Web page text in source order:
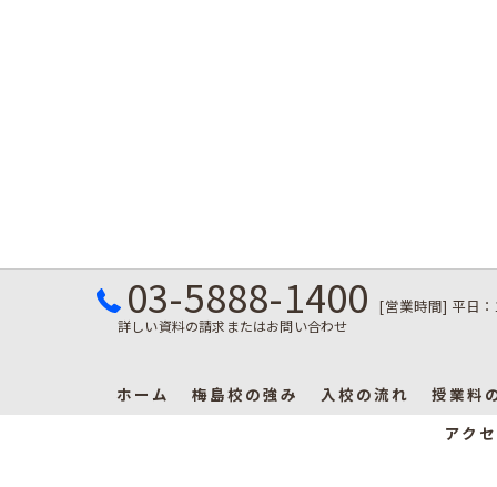
03-5888-1400
詳しい資料の請求またはお問い合わせ
[営業時間] 平日
ホーム 梅島校の強み 入校の流れ 授業料
アク